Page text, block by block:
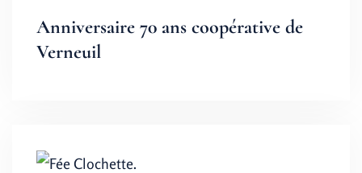
Anniversaire 70 ans coopérative de
Verneuil